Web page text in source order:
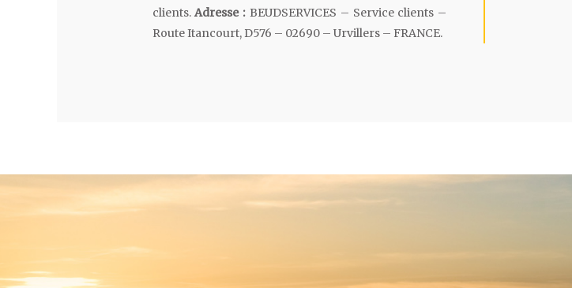
clients.Adresse : BEUDSERVICES – Service clients –
Route Itancourt, D576 – 02690 – Urvillers – FRANCE.